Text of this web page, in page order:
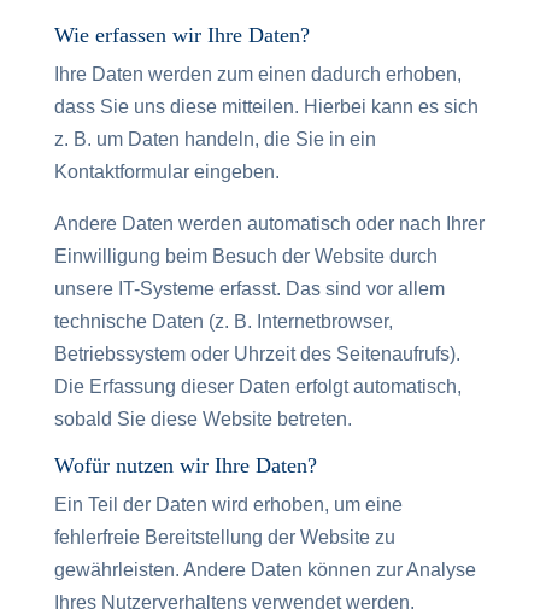
Wie erfassen wir Ihre Daten?
Ihre Daten werden zum einen dadurch erhoben,
dass Sie uns diese mitteilen. Hierbei kann es sich
z. B. um Daten handeln, die Sie in ein
Kontaktformular eingeben.
Andere Daten werden automatisch oder nach Ihrer
Einwilligung beim Besuch der Website durch
unsere IT-Systeme erfasst. Das sind vor allem
technische Daten (z. B. Internetbrowser,
Betriebssystem oder Uhrzeit des Seitenaufrufs).
Die Erfassung dieser Daten erfolgt automatisch,
sobald Sie diese Website betreten.
Wofür nutzen wir Ihre Daten?
Ein Teil der Daten wird erhoben, um eine
fehlerfreie Bereitstellung der Website zu
gewährleisten. Andere Daten können zur Analyse
Ihres Nutzerverhaltens verwendet werden.